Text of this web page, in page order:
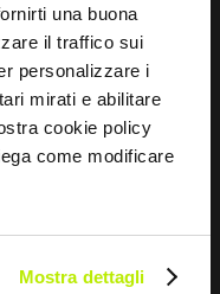
una buona
il traffico sui
personalizzare i
mirati e abilitare
cookie policy
come modificare
Mostra dettagli
NÓS